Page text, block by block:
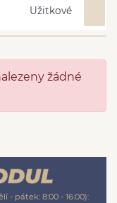
Užitkové
žádné
- pátek: 8:00 - 16:00):